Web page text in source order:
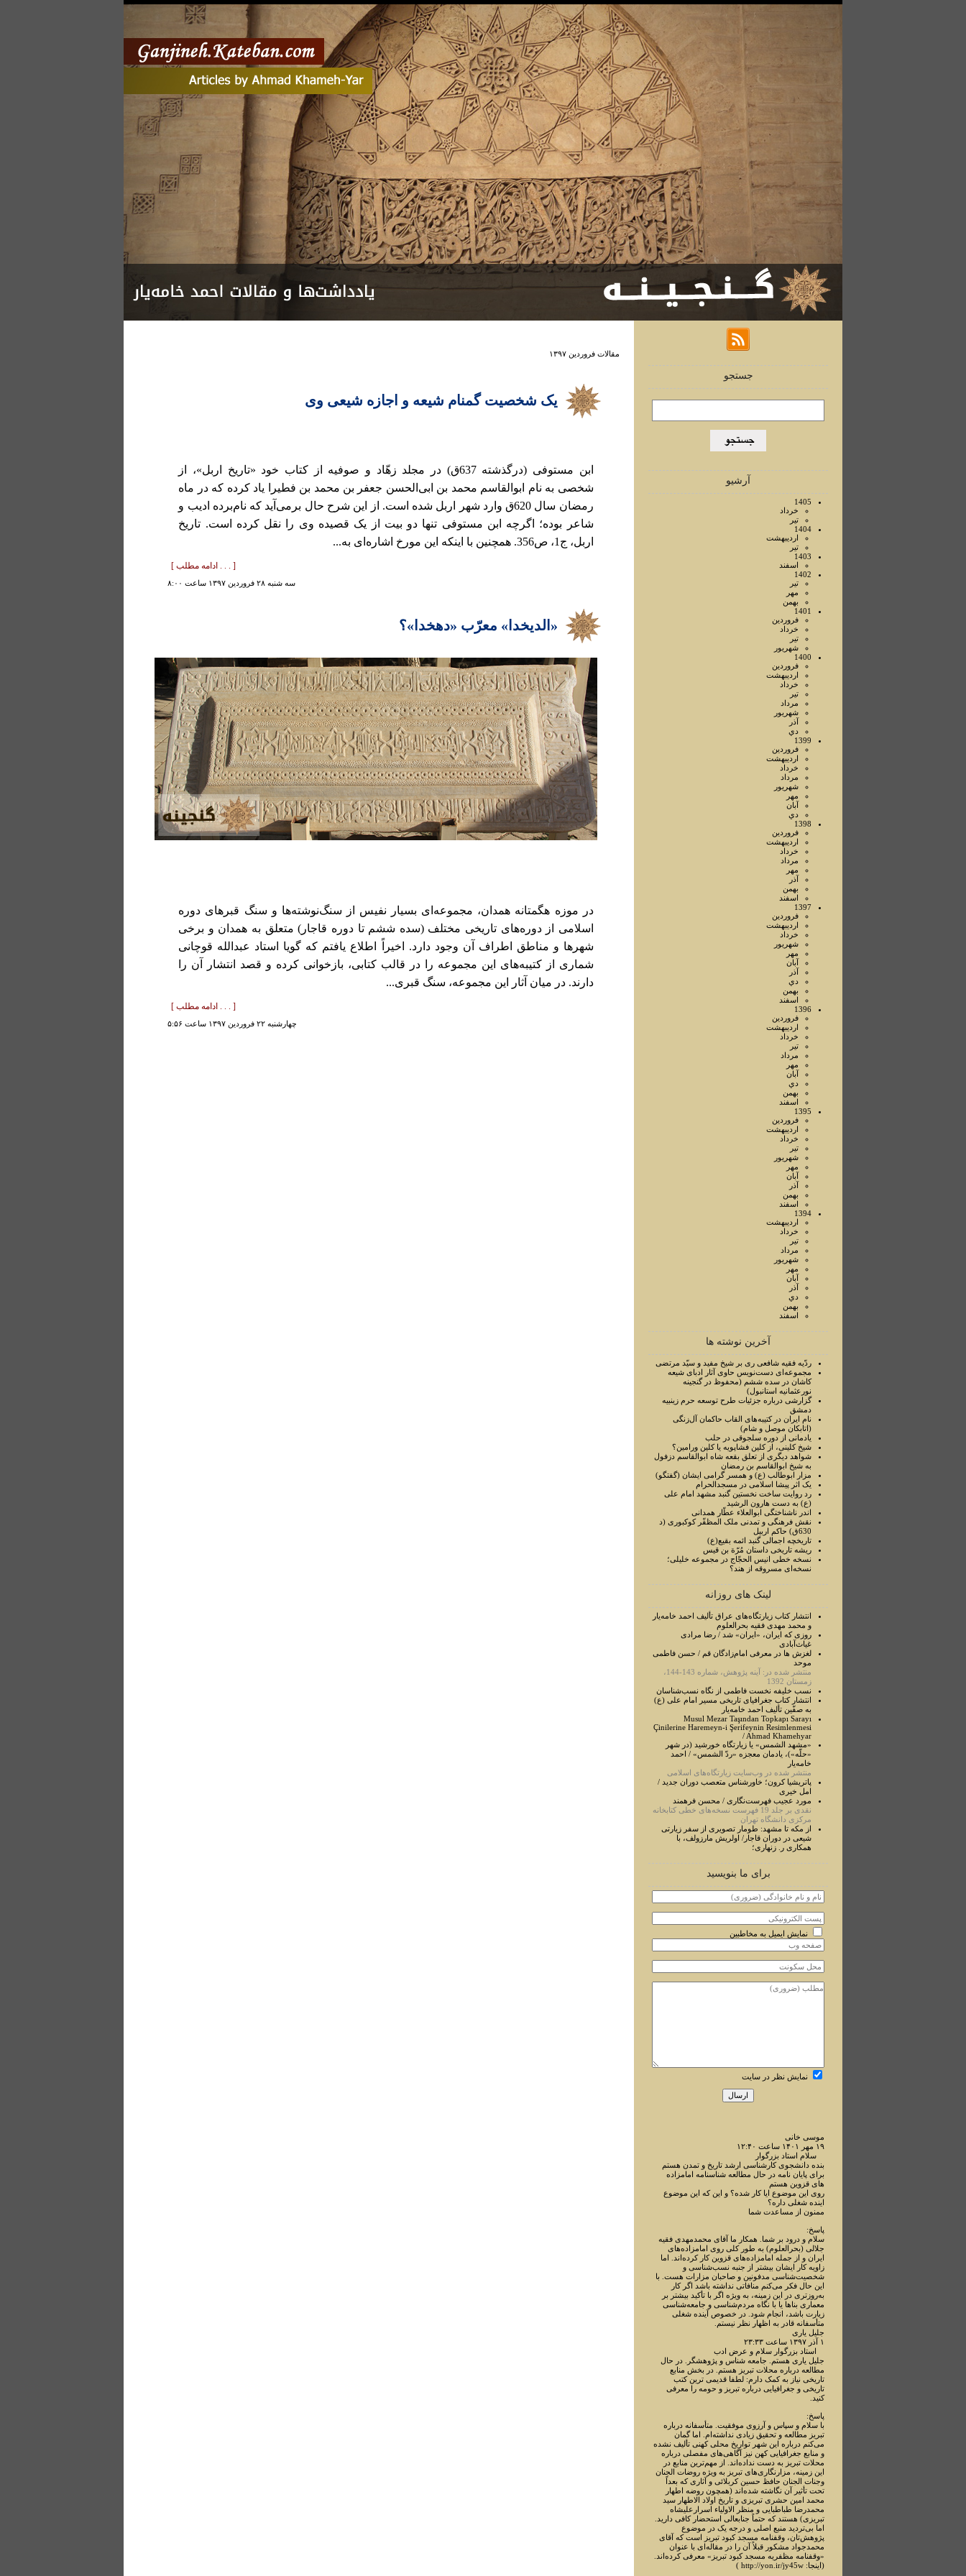
جستجو
آرشیو
1405
خرداد
تير
1404
ارديبهشت
تير
1403
اسفند
1402
تير
مهر
بهمن
1401
فروردين
خرداد
تير
شهريور
1400
فروردين
ارديبهشت
خرداد
تير
مرداد
شهريور
آذر
دي
1399
فروردين
ارديبهشت
خرداد
مرداد
شهريور
مهر
آبان
دي
1398
فروردين
ارديبهشت
خرداد
مرداد
مهر
آذر
بهمن
اسفند
1397
فروردين
ارديبهشت
خرداد
شهريور
مهر
آبان
آذر
دي
بهمن
اسفند
1396
فروردين
ارديبهشت
خرداد
تير
مرداد
مهر
آبان
دي
بهمن
اسفند
1395
فروردين
ارديبهشت
خرداد
تير
شهريور
مهر
آبان
آذر
بهمن
اسفند
1394
ارديبهشت
خرداد
تير
مرداد
شهريور
مهر
آبان
آذر
دي
بهمن
اسفند
آخرین نوشته ها
ردّیه فقیه شافعی ری بر شیخ مفید و سیّد مرتضی
مجموعه‌ای دست‌نویس حاوی آثار ادبای شیعه
کاشان در سده ششم (محفوظ در گنجینه
نورعثمانیه استانبول)
گزارشی درباره جزئیات طرح توسعه حرم زینبیه
دمشق
نام ایران در کتیبه‌های القاب حاکمان آل‌زنگی
(اتابکان موصل و شام)
یادمانی از دوره سلجوقی در حلب
شیخ کلینی، از کلین فشاپویه یا کلین ورامین؟
شواهد دیگری از تعلق بقعه شاه ابوالقاسم دزفول
به شیخ ابوالقاسم بن رمضان
مزار ابوطالب (ع) و همسر گرامی ایشان (گفتگو)
یک اثر پیشا اسلامی در مسجدالحرام
رد روایت ساخت نخستین گنبد مشهد امام علی
(ع) به دست هارون الرشید
اندر ناشناختگی ابوالعلاء عطّار همدانی
نقش فرهنگی و تمدنی ملک المظفّر کوکبوری (د
630ق) حاکم اربیل
تاریخچه اجمالی گنبد ائمه بقیع(ع)
ریشه تاریخی داستان مُرّة بن قیس
نسخه خطی انیس الحجّاج در مجموعه خلیلی؛
نسخه‌ای مسروقه از هند؟
لینک های روزانه
انتشار کتاب زیارتگاه‌های عراق تألیف احمد خامه‌یار
و محمد مهدی فقیه بحرالعلوم
روزی که ایران، «ایران» شد / رضا مرادی
غیاث‌آبادی
لغزش ها در معرفی امام‌زادگان قم / حسن فاطمی
موحد
منتشر شده در: آینه پژوهش، شماره 143-144،
زمستان 1392
نسب خلیفه نخست فاطمی از نگاه نسب‌شناسان
انتشار کتاب جغرافیای تاریخی مسیر امام علی (ع)
به صفّین تألیف احمد خامه‌یار
Musul Mezar Taşından Topkapı Sarayı
Çinilerine Haremeyn-i Şerifeynin Resimlenmesi
/ Ahmad Khamehyar
«مشهد الشمس» یا زیارتگاه خورشید (در شهر
«حلّه»)، یادمان معجزه «ردّ الشمس» / احمد
خامه‌یار
منتشر شده در وب‌سایت زیارتگاه‌های اسلامی
پاتریشیا کرون؛ خاورشناس متعصب دوران جدید /
امل خیری
مورد عجيب فهرست‌نگاری / محسن فرهمند
نقدی بر جلد 19 فهرست نسخه‌های خطی کتابخانه
مرکزی دانشگاه تهران
از مکه تا مشهد: طومار تصویری از سفر زیارتی
شیعی در دوران قاجار/ اولریش مارزولف، با
همکاری ر. زنهاری؛
برای ما بنویسید
نمایش ایمیل به مخاطبین
نمایش نظر در سایت
موسی خانی
۱۹ مهر ۱۴۰۱ ساعت ۱۲:۴۰
سلام استاد بزرگوار
بنده دانشجوی کارشناسی ارشد تاریخ و تمدن هستم
برای پایان نامه در حال مطالعه شناسنامه امامزاده
های قزوین هستم
روی این موضوع ایا کار شده؟ و این که این موضوع
اینده شغلی داره؟
ممنون از مساعدت شما
پاسخ:
سلام و درود بر شما. همکار ما آقای محمدمهدی فقیه
جلالی (بحرالعلوم) به طور کلی روی امامزاده‌های
ایران و از جمله امامزاده‌های قزوین کار کرده‌اند. اما
زاویه کار ایشان بیشتر از جنبه نسب‌شناسی و
شخصیت‌شناسی مدفونین و صاحبان مزارات هست. با
این حال فکر می‌کنم منافاتی نداشته باشد اگر کار
به‌روزتری در این زمینه، به ویژه اگر با تأکید بیشتر بر
معماری بناها یا با نگاه مردم‌شناسی و جامعه‌شناسی
زیارت باشد، انجام شود. در خصوص آینده شغلی
متأسفانه قادر به اظهار نظر نیستم.
جلیل یاری
۱ آذر ۱۳۹۷ ساعت ۲۳:۳۳
استاد بزرگوار سلام و عرض ادب
جلیل یاری هستم. جامعه شناس و پژوهشگر. در حال
مطالعه درباره محلات تبریز هستم. در بخش منابع
تاریخی نیاز به کمک دارم: لطفا قدیمی ترین کتب
تاریخی و جغرافیایی درباره تبریز و حومه را معرفی
کنید.
پاسخ:
با سلام و سپاس و آرزوی موفقیت. متأسفانه درباره
تبریز مطالعه و تحقیق زیادی نداشته‌ام. اما گمان
می‌کنم درباره این شهر تواریخ محلی کهنی تألیف نشده
و منابع جغرافیایی کهن نیز آگاهی‌های مفصلی درباره
محلات تبریز به دست نداده‌اند. از مهم‌ترین منابع در
این زمینه، مزارنگاری‌های تبریز به ویژه روضات الجنان
وجنات الجنان حافظ حسین کربلائی و آثاری که بعداً
تحت تأثیر آن نگاشته شده‌اند (همچون روضه اطهار
محمد امین حشری تبریزی و تاریخ اولاد الاطهار سید
محمدرضا طباطبایی و منظر الاولیاء اسرارعلیشاه
تبریزی) هستند که حتماً جنابعالی استحضار کافی دارید.
اما بی‌تردید منبع اصلی و درجه یک در موضوع
پژوهش‌تان، وقفنامه مسجد کبود تبریز است که آقای
محمدجواد مشکور قبلاً آن را در مقاله‌ای با عنوان
«وقفنامه مظفریه مسجد کبود تبریز» معرفی کرده‌اند.
(اینجا: http://yon.ir/jy45w )
مقالات فروردين ۱۳۹۷
یک شخصیت گمنام شیعه و اجازه شیعی وی
ابن مستوفی (درگذشته 637ق) در مجلد زهّاد و صوفیه از کتاب خود «تاریخ اربل»، از
شخصی به نام ابوالقاسم محمد بن ابی‌الحسن جعفر بن محمد بن فطیرا یاد کرده که در ماه
رمضان سال 620ق وارد شهر اربل شده است. از این شرح حال برمی‌آید که نام‌برده ادیب و
شاعر بوده؛ اگرچه ابن مستوفی تنها دو بیت از یک قصیده وی را نقل کرده است. تاریخ
اربل، ج1، ص356. همچنین با اینکه این مورخ اشاره‌ای به...
[ . . . ادامه مطلب ]
سه شنبه ۲۸ فروردين ۱۳۹۷ ساعت ۸:۰۰
«الدیخدا» معرّب «دهخدا»؟
در موزه هگمتانه همدان، مجموعه‌ای بسیار نفیس از سنگ‌نوشته‌ها و سنگ قبرهای دوره
اسلامی از دوره‌های تاریخی مختلف (سده ششم تا دوره قاجار) متعلق به همدان و برخی
شهرها و مناطق اطراف آن وجود دارد. اخیراً اطلاع یافتم که گویا استاد عبدالله قوچانی
شماری از کتیبه‌های این مجموعه را در قالب کتابی، بازخوانی کرده و قصد انتشار آن را
دارند. در میان آثار این مجموعه، سنگ قبری...
[ . . . ادامه مطلب ]
چهارشنبه ۲۲ فروردين ۱۳۹۷ ساعت ۵:۵۶